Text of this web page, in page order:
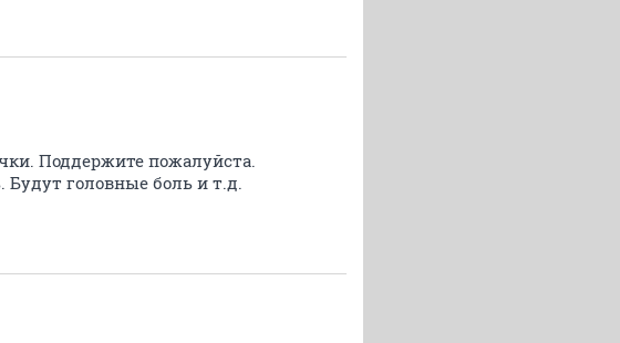
Поддержите пожалуйста.
Будут головные боль и т.д.